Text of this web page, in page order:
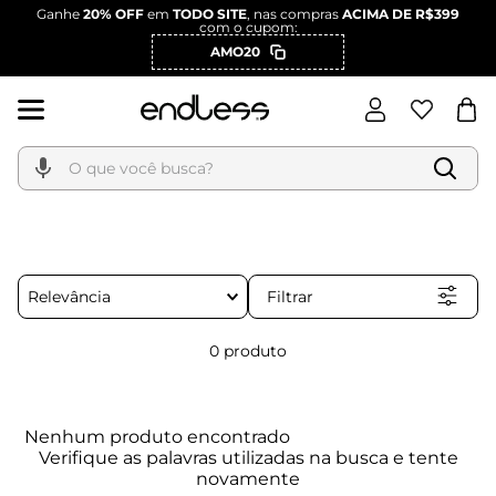
Ganhe 20% OFF em TODO SITE, nas compras ACIMA DE R$399
com o cupom:
AMO20
O que você busca?
Relevância Filtrar
0 produto
Nenhum produto encontrado